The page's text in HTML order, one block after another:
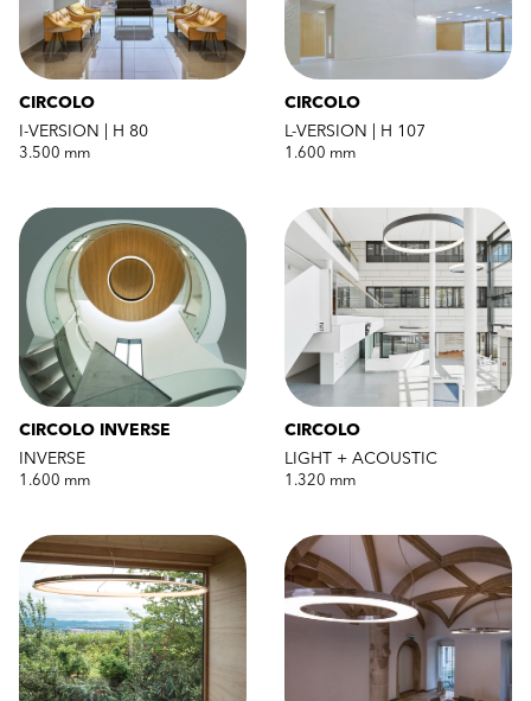
CIRCOLO
I-VERSION | H 80
3.500 mm
CIRCOLO
L-VERSION | H 107
1.600 mm
CIRCOLO INVERSE
INVERSE
1.600 mm
CIRCOLO
LIGHT + ACOUSTIC
1.320 mm